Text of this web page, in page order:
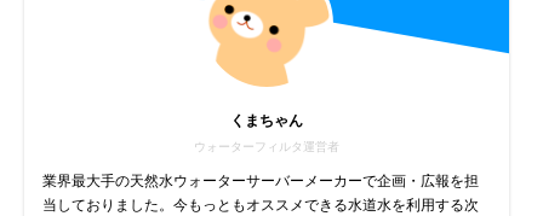
くまちゃん
ウォーターフィルタ運営者
業界最大手の天然水ウォーターサーバーメーカーで企画・広報を担
当しておりました。今もっともオススメできる水道水を利用する次